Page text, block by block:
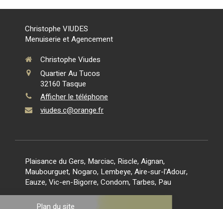
Christophe VIUDES
Menuiserie et Agencement
Christophe Viudes
Quartier Au Tucos
32160 Tasque
Afficher le téléphone
viudes.c@orange.fr
Plaisance du Gers, Marciac, Riscle, Aignan,
Maubourguet, Nogaro, Lembeye, Aire-sur-l'Adour,
Eauze, Vic-en-Bigorre, Condom, Tarbes, Pau
Plan du site